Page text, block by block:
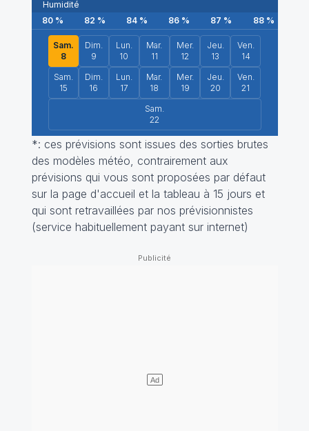
Humidité
80% 82 % 84% 86% 87 % 88 %
Sam.
8
Dim.
9
Lun.
10
Mar.
11
Mer.
12
Jeu.
13
Ven.
14
Sam.
15
Dim.
16
Lun.
17
Mar.
18
Mer.
19
Jeu.
20
Ven.
21
Sam.
22
*: ces prévisions sont issues des sorties brutes
des modèles météo, contrairement aux
prévisions qui vous sont proposées par défaut
sur la page d'accueil et la tableau à 15 jours et
qui sont retravaillées par nos prévisionnistes
(service habituellement payant sur internet)